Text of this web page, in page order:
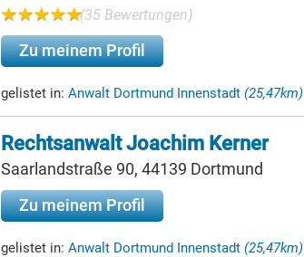
(35 Bewertungen)
Zu meinem Profil
gelistet in: Anwalt Dortmund Innenstadt (25,47km)
Rechtsanwalt Joachim Kerner
Saarlandstraße 90, 44139 Dortmund
Zu meinem Profil
gelistet in: Anwalt Dortmund Innenstadt (25,47km)